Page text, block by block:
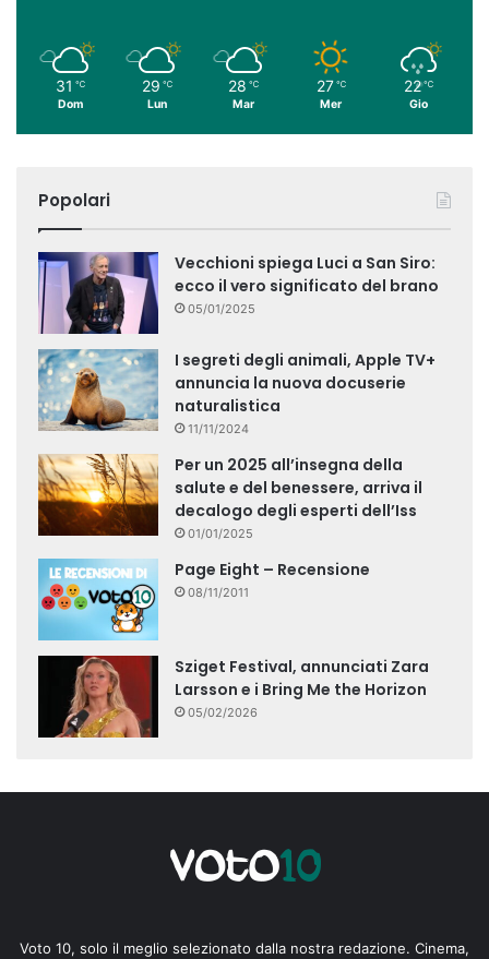
31 ℃
Dom
29 ℃
Lun
28 ℃
Mar
27 ℃
Mer
22 ℃
Gio
Popolari
Vecchioni spiega Luci a San Siro:
ecco il vero significato del brano
05/01/2025
I segreti degli animali, Apple TV+
annuncia la nuova docuserie
naturalistica
11/11/2024
Per un 2025 all’insegna della
salute e del benessere, arriva il
decalogo degli esperti dell’Iss
01/01/2025
Page Eight – Recensione
08/11/2011
Sziget Festival, annunciati Zara
Larsson e i Bring Me the Horizon
05/02/2026
Voto 10, solo il meglio selezionato dalla nostra redazione. Cinema,